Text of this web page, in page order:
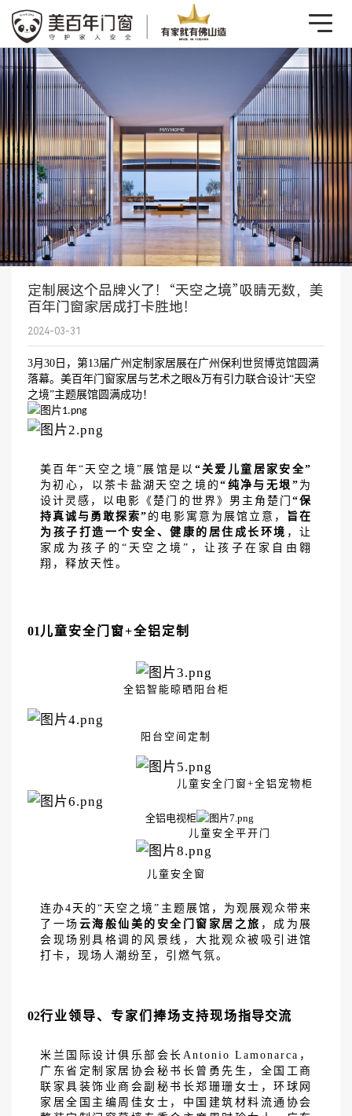
定制展这个品牌火了！“天空之境”吸睛无数，美
百年门窗家居成打卡胜地！
2024-03-31
3月30日，第13届广州定制家居展在广州保利世贸博览馆圆满
落幕。美百年门窗家居与艺术之眼&万有引力联合设计“天空
之境”主题展馆圆满成功！
美百年“天空之境”展馆是以 “关爱儿童居家安全”
为初心，以茶卡盐湖天空之境的“纯净与无垠” 为
设计灵感，以电影《楚门的世界》男主角楚门 “保
持真诚与勇敢探索” 的电影寓意为展馆立意， 旨在
为孩子打造一个安全、健康的居住成长环境 ，让
家成为孩子的 “天空之境”，让孩子在家自由翱
翔，释放天性。
01 儿童安全门窗+全铝定制
全铝智能晾晒阳台柜
阳台空间定制
儿童安全门窗 +全铝宠物柜
全铝电视柜
儿童安全平开门
儿童安全窗
连办4天的“天空之境”主题展馆，为观展观众带来
了一场 云海般仙美的安全门窗家居之旅 ，成为展
会现场别具格调的风景线，大批观众被吸引进馆
打卡，现场人潮纷至，引燃气氛。
02行业领导、专家们捧场支持现场指导交流
米兰国际设计俱乐部会长 Antonio Lamonarca，
广东省定制家居协会秘书长曾勇先生，全国工商
联家具装饰业商会副秘书长郑珊珊女士，环球网
家居全国主编周佳女士，中国建筑材料流通协会